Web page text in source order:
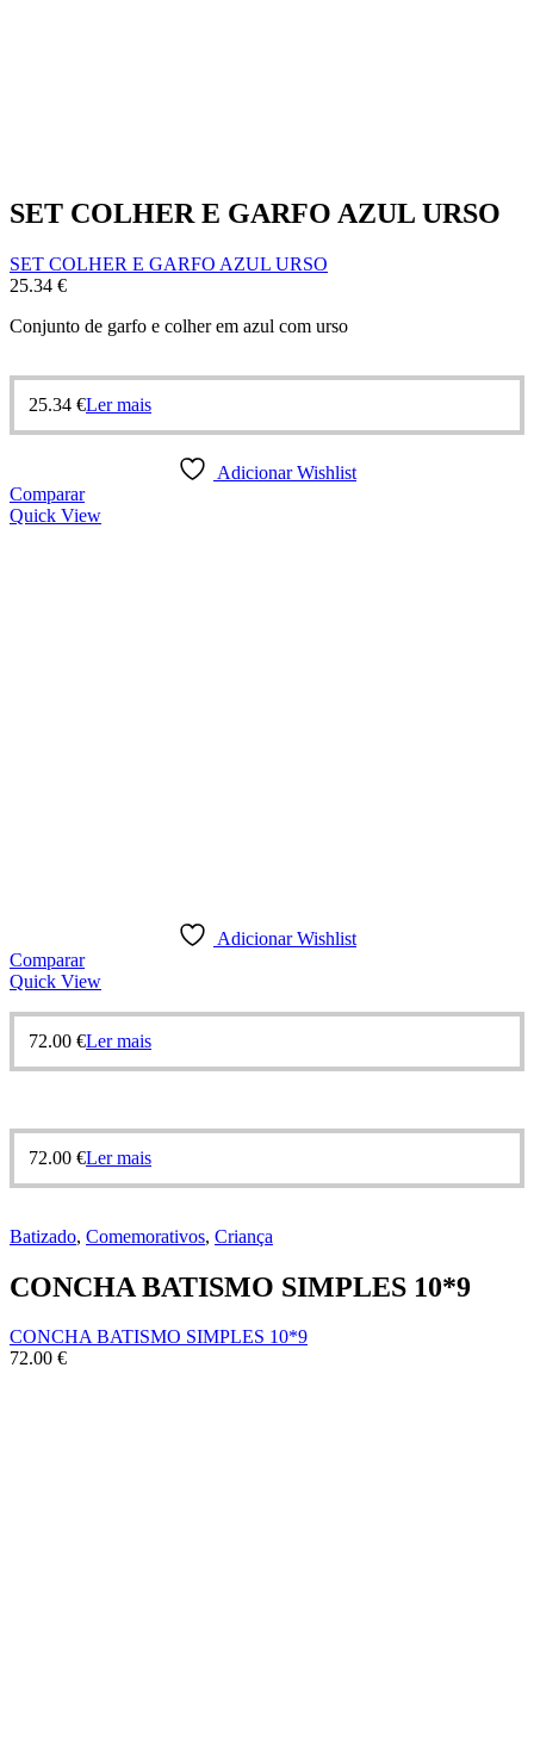
SET COLHER E GARFO AZUL URSO
SET COLHER E GARFO AZUL URSO
25.34 €
Conjunto de garfo e colher em azul com urso
25.34 €Ler mais
Adicionar Wishlist
Comparar
Quick View
Adicionar Wishlist
Comparar
Quick View
72.00 €Ler mais
72.00 €Ler mais
Batizado, Comemorativos, Criança
CONCHA BATISMO SIMPLES 10*9
CONCHA BATISMO SIMPLES 10*9
72.00 €